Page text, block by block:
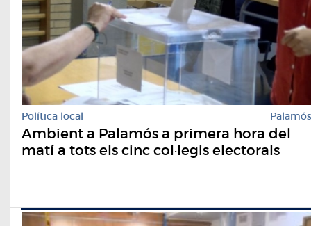
Política local Palamós
Ambient a Palamós a primera hora del
matí a tots els cinc col·legis electorals